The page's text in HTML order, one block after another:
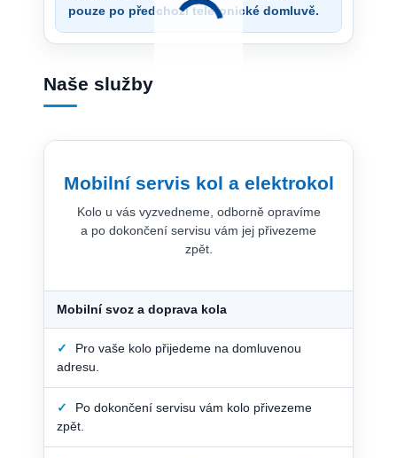
pouze po předchozí telefonické domluvě.
Naše služby
Mobilní servis kol a elektrokol
Kolo u vás vyzvedneme, odborně opravíme
a po dokončení servisu vám jej přivezeme
zpět.
Mobilní svoz a doprava kola
✓
Pro vaše kolo přijedeme na domluvenou
adresu.
✓
Po dokončení servisu vám kolo přivezeme
zpět.